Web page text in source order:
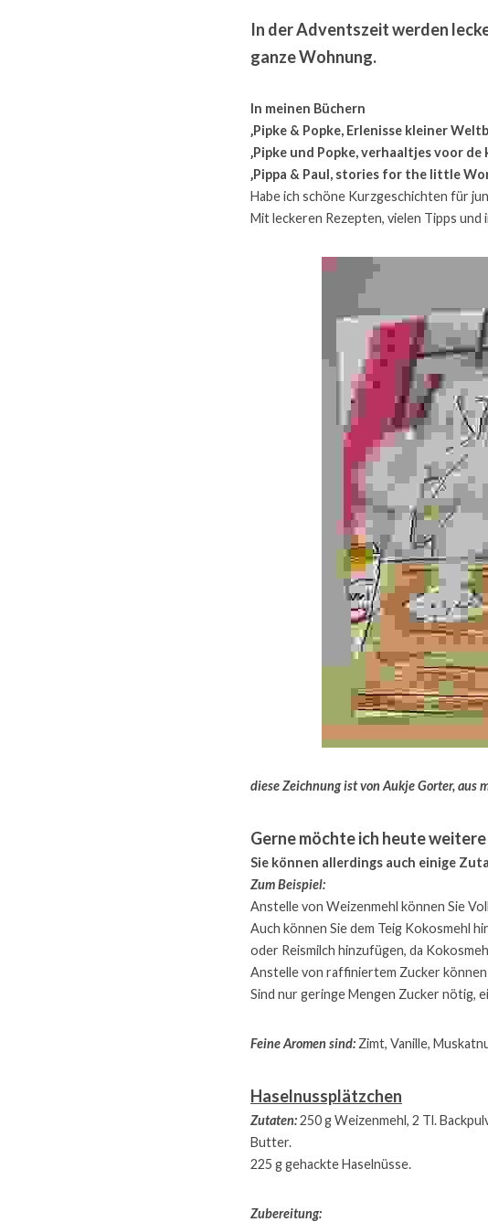
In der Adventszeit werden
ganze Wohnung.
In meinen Büchern
‚Pipke & Popke, Erlenisse kleiner
‚Pipke und Popke, verhaaltjes voor de
‚Pippa & Paul, stories for the little
Habe ich schöne Kurzgeschichten für
Mit leckeren Rezepten, vielen Tipps
diese Zeichnung ist von Aukje Gorter, aus
Gerne möchte ich heute
Sie können allerdings auch einige
Zum Beispiel:
Anstelle von Weizenmehl können Sie
Auch können Sie dem Teig Kokosmehl
oder Reismilch hinzufügen, da
Anstelle von raffiniertem Zucker
Sind nur geringe Mengen Zucker nötig,
Feine Aromen sind: Zimt, Vanille,
Haselnussplätzchen
Zutaten: 250 g Weizenmehl, 2 Tl.
Butter.
225 g gehackte Haselnüsse.
Zubereitung: